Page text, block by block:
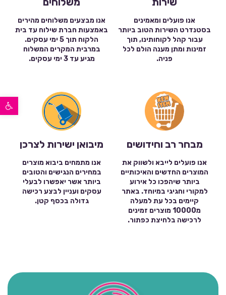
פתח סרגל נגישות
אנו פועלים ומאמינים
בסטנדרט השירות הטוב ביותר
עבור קהל לקוחותינו, תוך
זמינות ומתן מענה הולם לכל
פניה.
אנו מבצעים משלוחים מהירים
באמצעות חברת שילוח עד בית
הלקוח תוך 5 ימי עסקים.
במרבית המקרים המשלוח
מגיע עד 3 ימי עסקים.
מבחר רב וחידושים
אנו פועלים לייבא ולשווק את
המוצרים החדשים והאיכותיים
ביותר שיהפכו כל אירוע
למקורי וחגיגי במיוחד. באתר
קיימים בכל עת למעלה
מ10000 מוצרים זמינים
לרכישה בלחיצת כפתור.
מיבואן ישירות לצרכן
אנו מתמחים ביבוא מוצרים
במחירים הנגישים והטובים
ביותר אשר יאפשרו לבעלי
עסקים ועניין לבצע רכישה
גדולה בכסף קטן.